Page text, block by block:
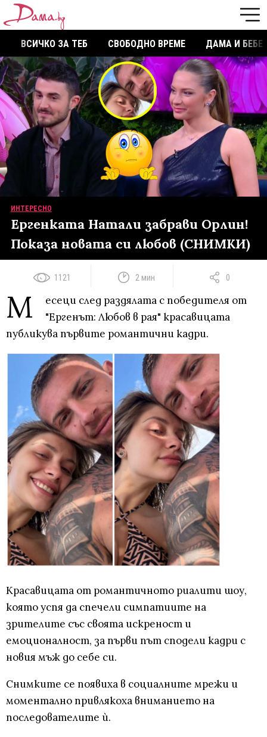
ВСИЧКО ЗА ТЕБ СВОБОДНО ВРЕМЕ ДАМА И БЕБЕ
ИНТЕРЕСНО
Ергенката Натали забрави Орлин!
Показа новата си любов (СНИМКИ)
1121 2 мин 0
М
есеци след раздялата с победителя от
"Ергенът: Любов в рая" красавицата
публикува първите романтични кадри.
Красавицата от романтичното риалити шоу,
която успя да спечели симпатиите на
зрителите със своята искреност и
емоционалност, за първи път сподели кадри с
новия мъж до себе си.
Снимките се появиха в социалните мрежи и
моментално привлякоха вниманието на
последователите ѝ.